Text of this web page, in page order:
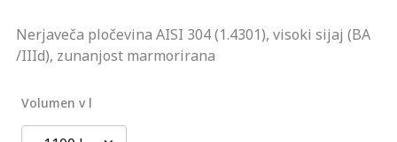
Nerjaveča pločevina AISI 304 (1.4301), visoki sijaj (BA
/IIId), zunanjost marmorirana
Volumen v l